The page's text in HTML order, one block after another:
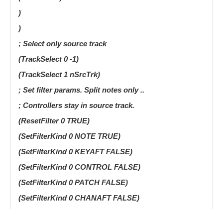
)
)
; Select only source track
(TrackSelect 0 -1)
(TrackSelect 1 nSrcTrk)
; Set filter params. Split notes only ..
; Controllers stay in source track.
(ResetFilter 0 TRUE)
(SetFilterKind 0 NOTE TRUE)
(SetFilterKind 0 KEYAFT FALSE)
(SetFilterKind 0 CONTROL FALSE)
(SetFilterKind 0 PATCH FALSE)
(SetFilterKind 0 CHANAFT FALSE)